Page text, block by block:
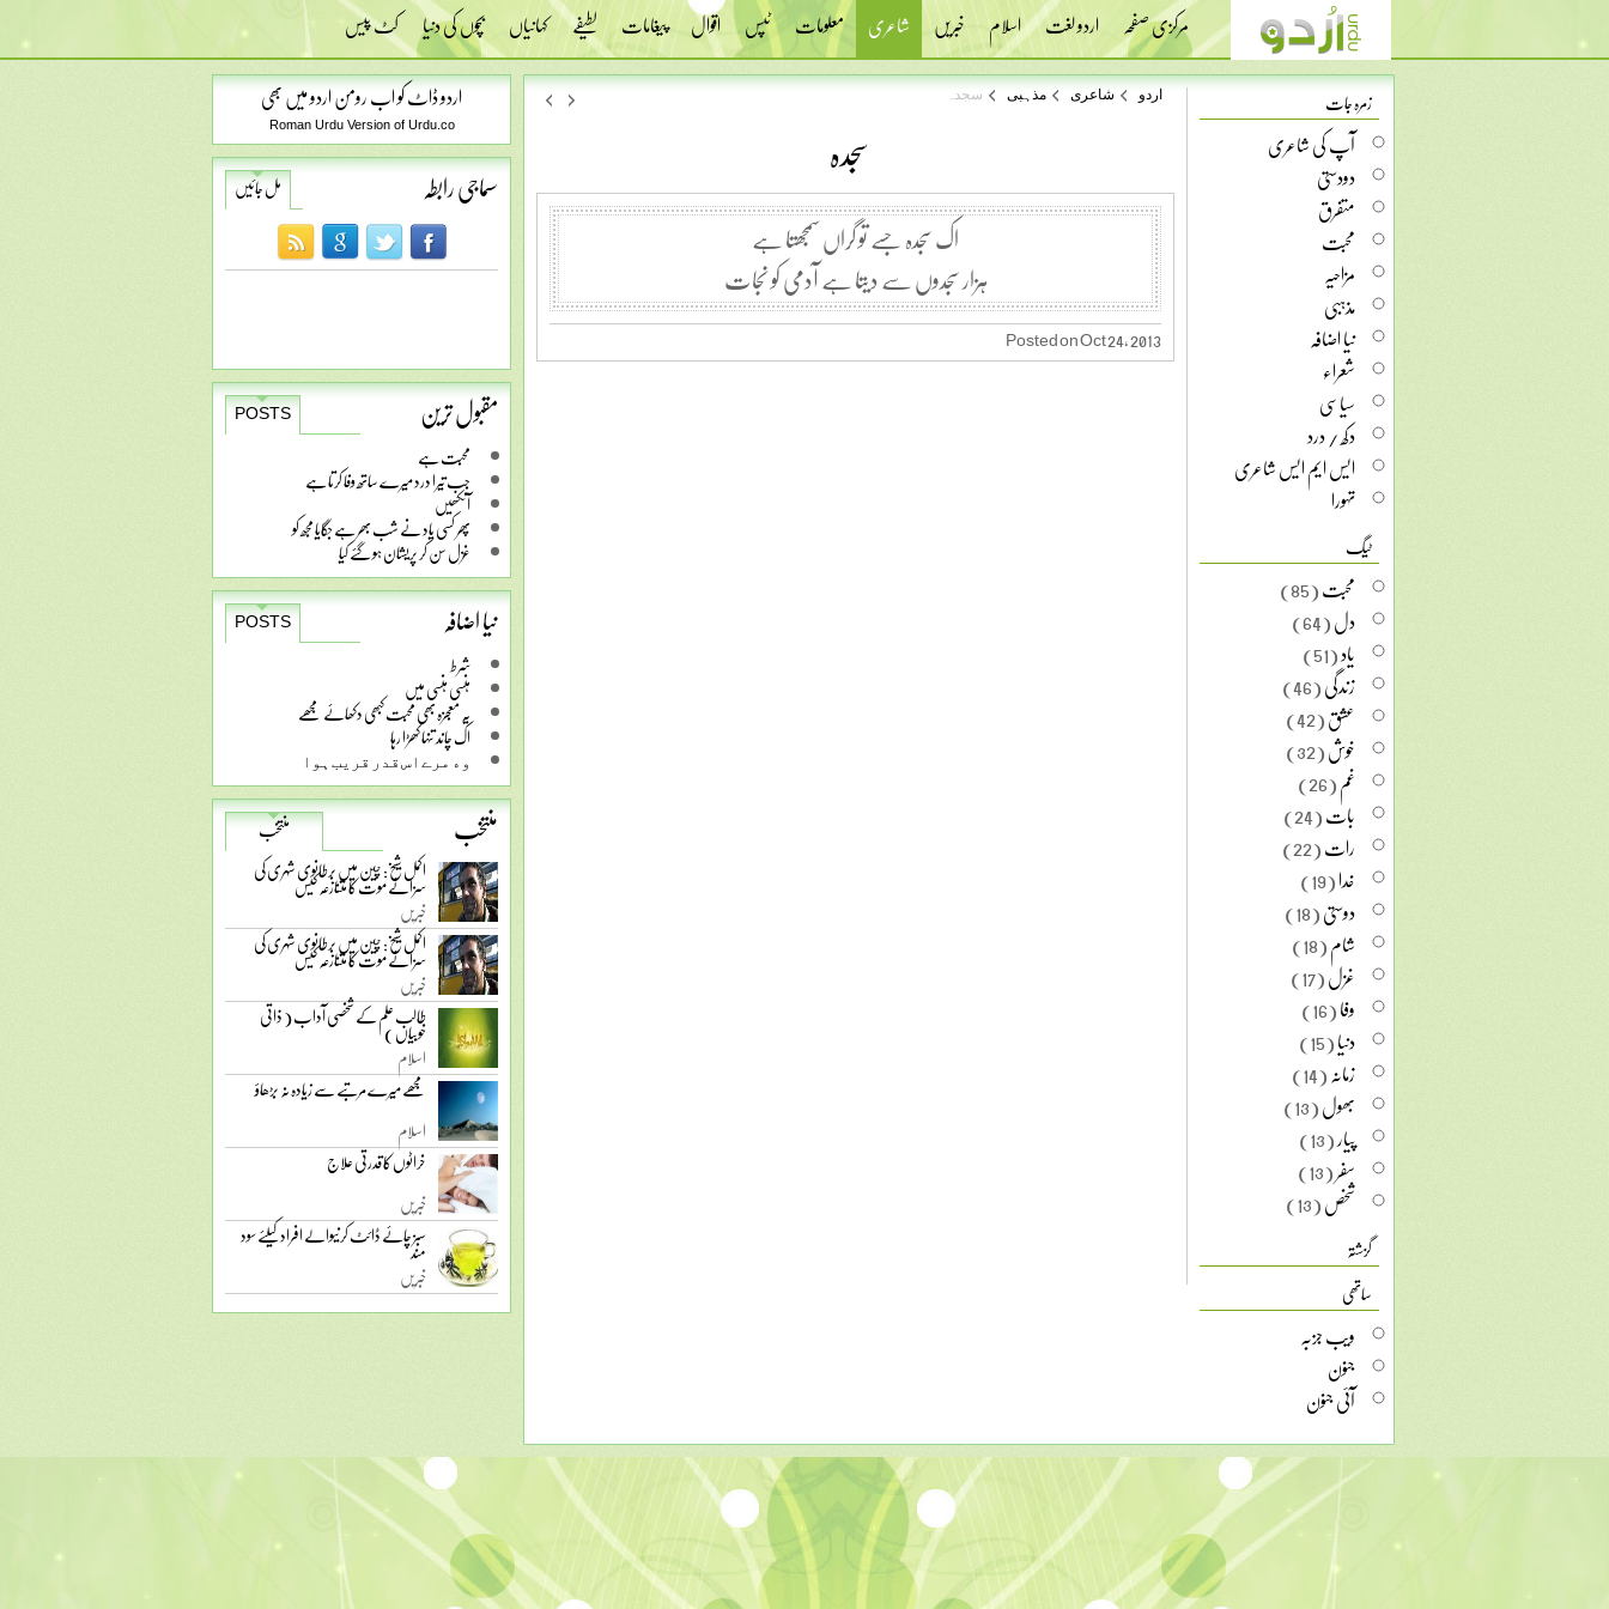
مرکزی صفحہ اردو لغت اسلام خبریں شاعری معلومات ٹپس اقوال پیغامات لطیفے کہانیاں بچوں کی دنیا کٹ پیس
اردو ڈاٹ کو اب رومن اردو میں بھی
Roman Urdu Version of Urdu.co
سماجی رابطہ مل جائیں
مقبول ترین
POSTS
محبت ہے
جب تیرا درد میرے ساتھ وفا کرتا ہے
آنکھیں
پھر کسی یاد نے شب بھر ہے جگایا مجھ کو
غزل سن کر پریشان ہو گئے کیا
نیا اضافہ
POSTS
شرط
ہنسی ہنسی میں
یہ معجزہ بھی محبت کبھی دکھائے مجھے
اک چاند تنہا کھڑا رہا
ﻭﮦ ﻣﺮﮮ ﺍﺱ ﻗﺪﺭ ﻗﺮﯾﺐ ﮨﻮﺍ
منتخب
منتخب
اکمل شیخ: چین میں برطانوی شہری کی
سزائے موت کا متنازعہ کیس
خبریں
اکمل شیخ: چین میں برطانوی شہری کی
سزائے موت کا متنازعہ کیس
خبریں
طالب علم کے شخصی آداب ( ذاتی
خوبیاں )
اسلام
مجھے میرے مرتبے سے زیادہ نہ بڑھاؤ
اسلام
خراٹوں کا قدرتی علاج
خبریں
سبز چائے ڈائٹ کرنیوالے افراد کیلئے سود
مند
خبریں
اردو شاعری مذہبی سجدہ
سجدہ
اک سجدہ جسے تو گراں سمجھتا ہے
ہزار سجدوں سے دیتا ہے آدمی کو نجات
Posted on Oct 24, 2013
زمرہ جات
آپ کی شاعری
دودستی
متفرق
محبت
مزاحیہ
مذہبی
نیا اضافہ
شعراء
سیاسی
دکھ / درد
ایس ایم ایس شاعری
تہورا
ٹیگ
محبت(85)
دل(64)
یاد(51)
زندگی(46)
عشق(42)
خوش(32)
غم(26)
بات(24)
رات(22)
خدا(19)
دوستی(18)
شام(18)
غزل(17)
وفا(16)
دنیا(15)
زمانہ(14)
بھول(13)
پیار(13)
سفر(13)
شخص(13)
گزشتہ
ساتھی
ویب جزبہ
جنون
آئی جنون